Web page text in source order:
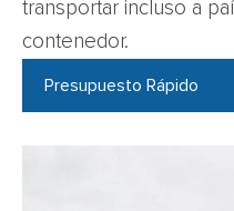
transportar incluso a
contenedor.
Presupuesto Rápido